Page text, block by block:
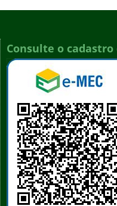
Consulte o cadastro